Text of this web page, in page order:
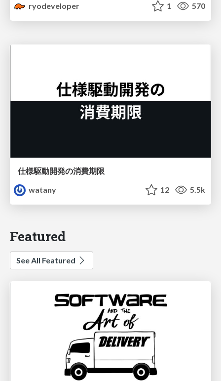
ryodeveloper
1 570
仕様駆動開発の消費期限
watany
12 5.5k
Featured
See All Featured